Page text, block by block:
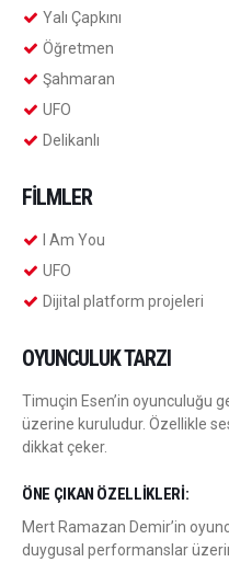
Yalı Çapkını
Öğretmen
Şahmaran
UFO
Delikanlı
FILMLER
I Am You
UFO
Dijital platform projeleri
OYUNCULUK TARZI
Timuçin Esen’in oyunculuğu
üzerine kuruludur. Özellikle
dikkat çeker.
ÖNE ÇIKAN ÖZELLIKLERI:
Mert Ramazan Demir’in
duygusal performanslar